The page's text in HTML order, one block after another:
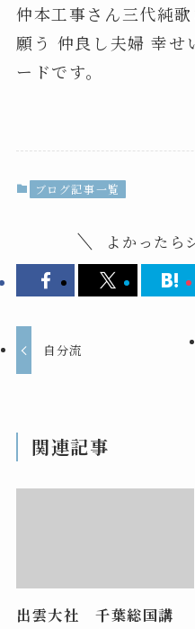
仲本工事さん三代純
願う 仲良し夫婦 幸せ
ードです。
ブログ記事一覧
よかったら
自分流
関連記事
出雲大社 千葉総国講